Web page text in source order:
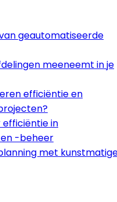
geautomatiseerde
meeneemt in je
efficiëntie en
in
-beheer
met